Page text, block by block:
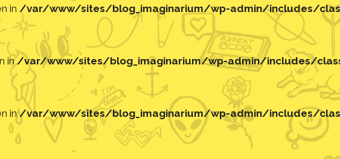
in /var/www/sites/blog_imaginarium/wp-admin/includes/
in/var/www/sites/blog_imaginarium/wp-admin/includes/
in/var/www/sites/blog_imaginarium/wp-admin/includes/